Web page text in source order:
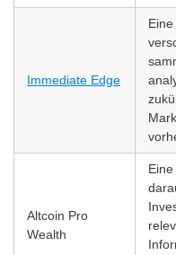
Immediate Edge
Altcoin Pro
Wealth